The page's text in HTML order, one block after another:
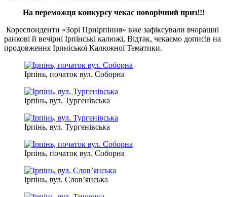
На переможця конкурсу чекає новорічний приз!!!
Кореспонденти «Зорі Приірпіння» вже зафіксували вчорашні
ранкові й вечірні Ірпінські калюжі, Відтак, чекаємо дописів на
продовження Ірпніської Калюжної Тематики.
Ірпінь, початок вул. Соборна
Ірпінь, вул. Тургенівська
Ірпінь, вул. Тургенівська
Ірпінь, початок вул. Соборна
Ірпінь, вул. Слов’янська